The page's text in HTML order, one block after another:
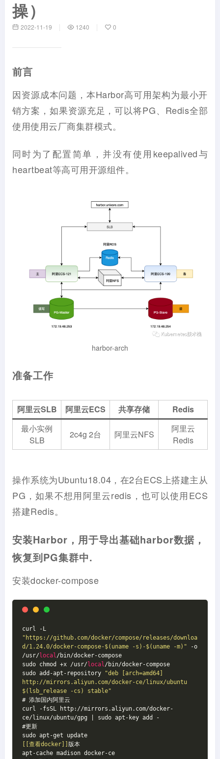
操）
2022-11-19 1240 0
前言
因资源成本问题，本Harbor高可用架构为最小开
销方案，如果资源充足，可以将PG、Redis全部
使用使用云厂商集群模式。
同时为了配置简单，并没有使用keepalived与
heartbeat等高可用开源组件。
harbor-arch
准备工作
阿里云SLB 阿里云ECS 共享存储
Redis
最小实例
SLB
2c4g 2台 阿里云NFS
阿里云
Redis
操作系统为Ubuntu18.04，在2台ECS上搭建主从
PG，如果不想用阿里云redis，也可以使用ECS
搭建Redis。
安装Harbor，用于导出基础harbor数据，
恢复到PG集群中.
安装docker-compose
"https://github.com/docker/compose/releases/downloa
d/1.24.0/docker-compose-$(uname -s)-$(uname -m)" -o
/usr/local /bin/docker-compose
sudo chmod +x /usr/local /bin/docker-compose
sudo add-apt-repository
"deb [arch=amd64]
http://mirrors.aliyun.com/docker-ce/linux/ubuntu
$(lsb_release -cs) stable"
# 添加国内阿里云
curl -fsSL http://mirrors.aliyun.com/docker-
ce/linux/ubuntu/gpg | sudo apt-key add -
#更新
[[查看docker]] 版本
apt-cache madison docker-ce